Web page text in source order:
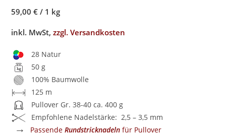
59,00 € / 1 kg
inkl. MwSt,zzgl. Versandkosten
28 Natur
50 g
100% Baumwolle
125 m
Pullover Gr. 38-40 ca. 400 g
Empfohlene Nadelstärke: 2,5 – 3,5 mm
→ PassendeRundstricknadeln für Pullover